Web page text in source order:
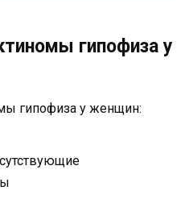
гипофиза у